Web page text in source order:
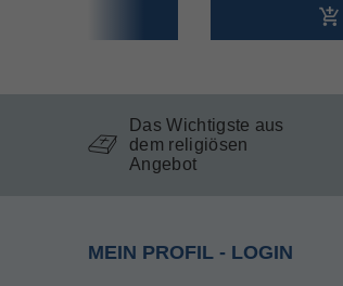
Das Wichtigste aus
dem religiösen
Angebot
MEIN PROFIL - LOGIN